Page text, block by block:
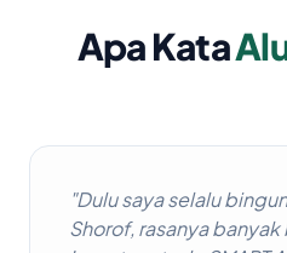
Apa Kata
"Dulu saya selalu
Shorof, rasanya